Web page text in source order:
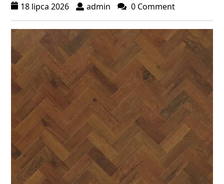
18 lipca 2026 admin 0 Comment